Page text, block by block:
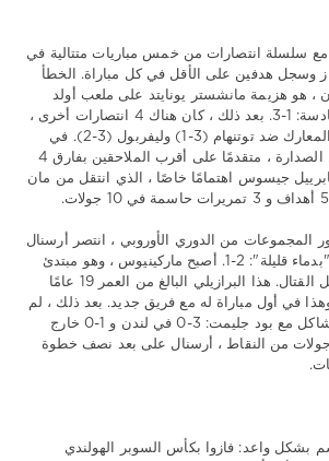
مع سلسلة انتصارات من خمس مباريات متتالية في
وسجل هدفين على الأقل في كل مباراة. الخطأ
، هو هزيمة مانشستر يونايتد على ملعب أولد
ترافورد في الجولة السادسة: 1-3. بعد ذلك ، كان هناك 4 انتصارات أخرى ،
بما في ذلك النجاح في المعارك ضد توتنهام (3-1) وليفربول (3-2). في
الترتيب ، يتصدر ارسنال الصدارة ، متقدمًا على أقرب الملاحقين بفارق 4
جيسوس اهتمامًا خاصًا ، الذي انتقل من مان
المجموعات من الدوري الأوروبي ، انتصر أرسنال
على زيورخ خارج ملعبه "بدماء قليلة": 2-1. أصبح ماركينيوس ، وهو مبتدئ
آخر من Gunners ، بطل القتال. هذا البرازيلي البالغ من العمر 19 عامًا
في أول مباراة له مع فريق جديد. بعد ذلك ، لم
يواجه فريق أرتيتا أي مشاكل مع بود جليمت: 3-0 في لندن و 1-0 خارج
جولات من النقاط ، أرسنال على بعد نصف خطوة
بشكل واعد: فازوا بكأس السوبر الهولندي